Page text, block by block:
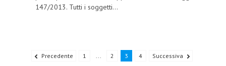
CORSI ENTI TERZI
TELEGRAM
147/2013. Tutti i soggetti...
Precedente 1 ... 2 3 4 Successiva